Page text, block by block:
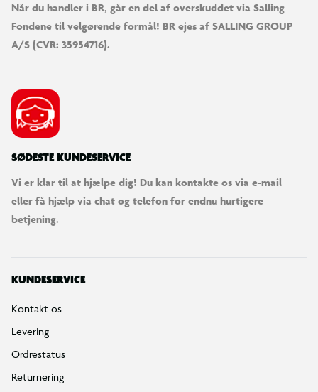
Når du handler i BR, går en del af overskuddet via Salling
Fondene til velgørende formål! BR ejes af SALLING GROUP
A/S (CVR: 35954716).
SØDESTE KUNDESERVICE
Vi er klar til at hjælpe dig! Du kan kontakte os via e-mail
eller få hjælp via chat og telefon for endnu hurtigere
betjening.
KUNDESERVICE
Kontakt os
Levering
Ordrestatus
Returnering